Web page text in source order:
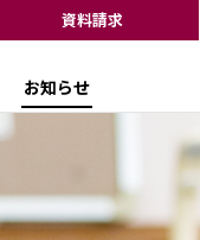
お知らせ
資料請求